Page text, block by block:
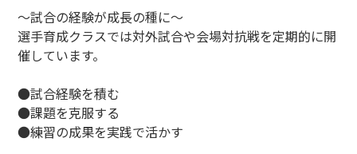
～試合の経験が成長の種に～
選手育成クラスでは対外試合や会場対抗戦を定期的に開
催しています。
●試合経験を積む
●課題を克服する
●練習の成果を実践で活かす